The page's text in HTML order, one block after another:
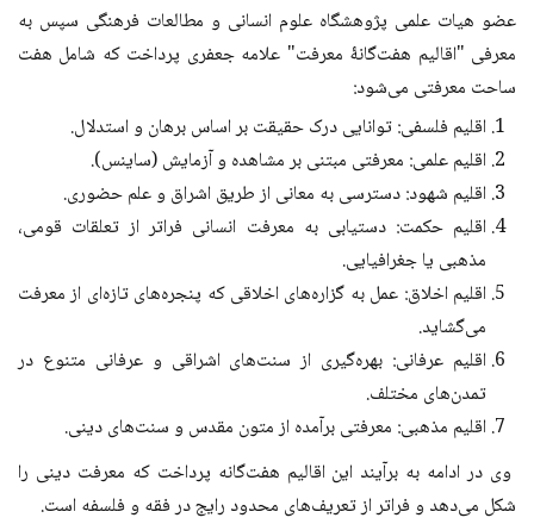
عضو هیات علمی پژوهشگاه علوم انسانی و مطالعات فرهنگی سپس به
معرفی "اقالیم هفت‌گانۀ معرفت" علامه جعفری پرداخت که شامل هفت
ساحت معرفتی می‌شود:
اقلیم فلسفی: توانایی درک حقیقت بر اساس برهان و استدلال.
اقلیم علمی: معرفتی مبتنی بر مشاهده و آزمایش (ساینس).
اقلیم شهود: دسترسی به معانی از طریق اشراق و علم حضوری.
اقلیم حکمت: دستیابی به معرفت انسانی فراتر از تعلقات قومی،
مذهبی یا جغرافیایی.
اقلیم اخلاق: عمل به گزاره‌های اخلاقی که پنجره‌های تازه‌ای از معرفت
می‌گشاید.
اقلیم عرفانی: بهره‌گیری از سنت‌های اشراقی و عرفانی متنوع در
تمدن‌های مختلف.
اقلیم مذهبی: معرفتی برآمده از متون مقدس و سنت‌های دینی.
وی در ادامه به برآیند این اقالیم هفت‌گانه پرداخت که معرفت دینی را
شکل می‌دهد و فراتر از تعریف‌های محدود رایج در فقه و فلسفه است.